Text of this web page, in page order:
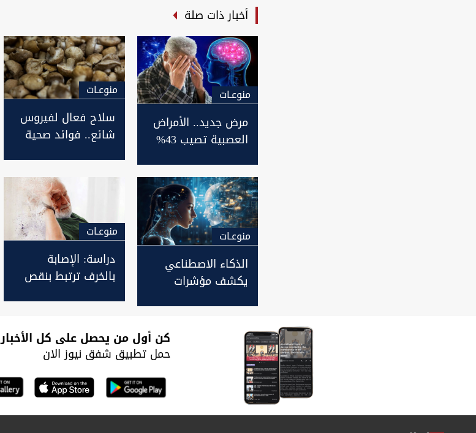
أخبار ذات صلة
منوعـات
مرض جديد.. الأمراض
العصبية تصيب 43%
منوعـات
سلاح فعال لفيروس
شائع.. فوائد صحية
منوعـات
الذكاء الاصطناعي
يكشف مؤشرات
التقليدية
منوعـات
دراسة: الإصابة
بالخرف ترتبط بنقص
كن أول من يحصل على كل الأخبار
حمل تطبيق شفق نيوز الان